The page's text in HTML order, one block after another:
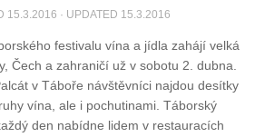
15.3.2016 · UPDATED 15.3.2016
festivalu vína a jídla zahájí velká
Čech a zahraničí už v sobotu 2. dubna.
v Táboře návštěvníci najdou desítky
vína, ale i pochutinami. Táborský
den nabídne lidem v restauracích